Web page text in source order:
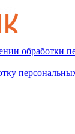
обработки